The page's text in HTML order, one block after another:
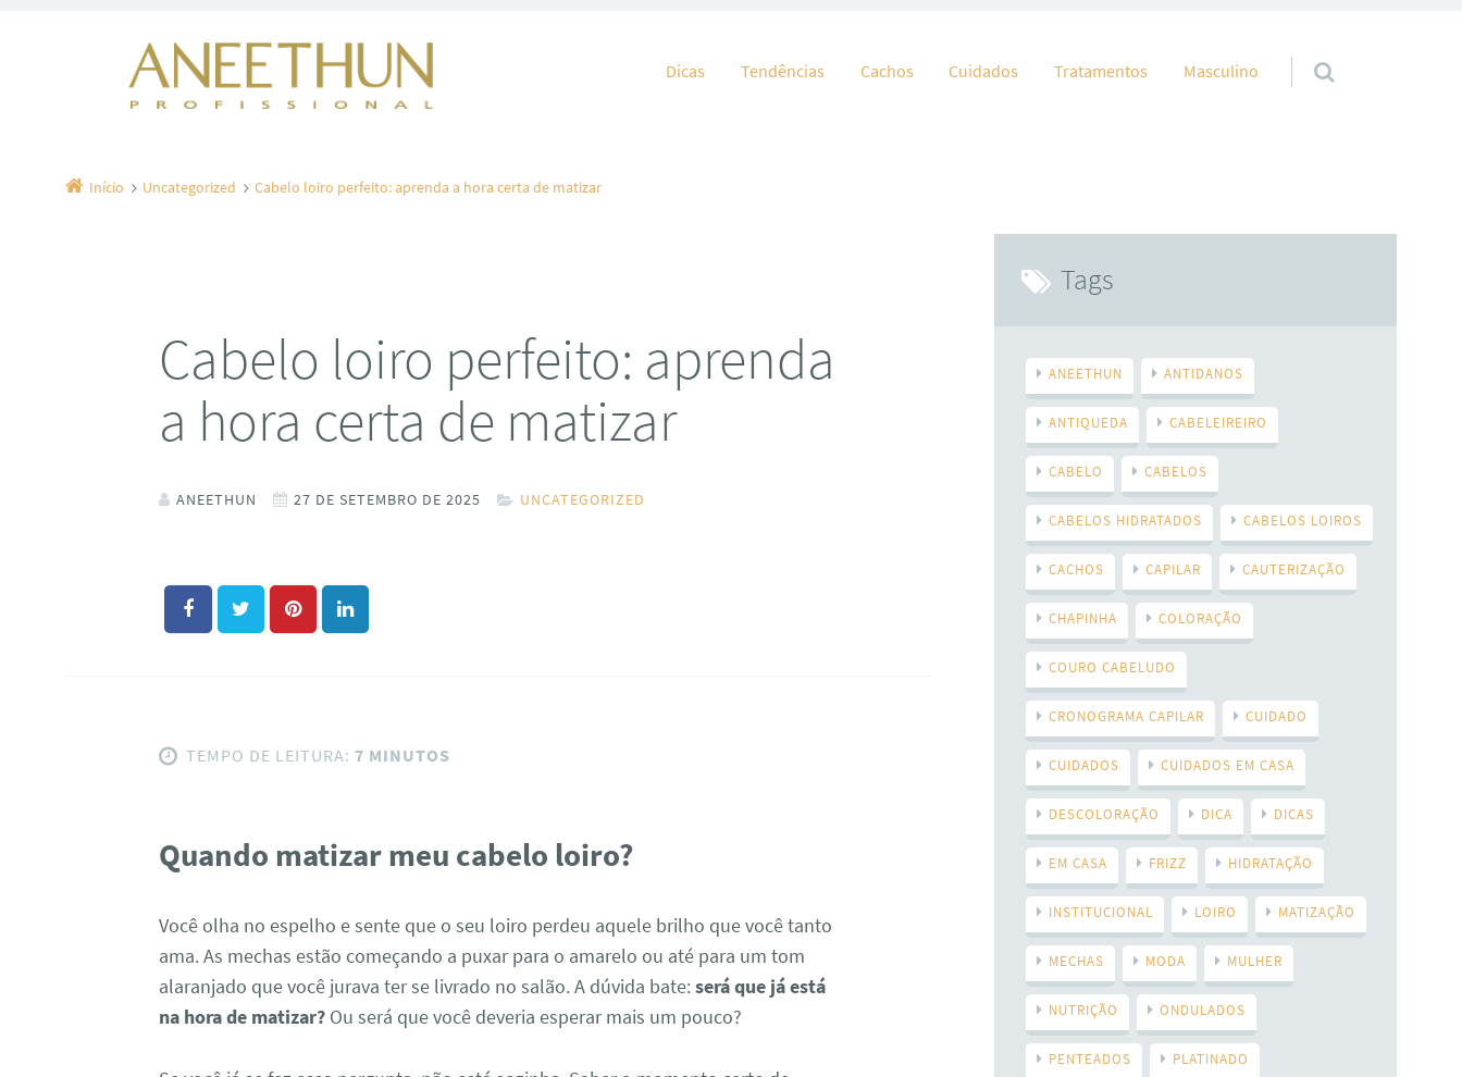
Pular para o conteúdo
Dicas Tendências Cachos Cuidados Tratamentos Masculino
Início Uncategorized Cabelo loiro perfeito: aprenda a hora certa de matizar
Cabelo loiro perfeito: aprenda
a hora certa de matizar
ANEETHUN 27 DE SETEMBRO DE 2025 UNCATEGORIZED
TEMPO DE LEITURA: 7 MINUTOS
Quando matizar meu cabelo loiro?
Você olha no espelho e sente que o seu loiro perdeu aquele brilho que você tanto
ama. As mechas estão começando a puxar para o amarelo ou até para um tom
alaranjado que você jurava ter se livrado no salão. A dúvida bate:será que já está
na hora de matizar? Ou será que você deveria esperar mais um pouco?
Tags
ANEETHUN ANTIDANOS
ANTIQUEDA CABELEIREIRO
CABELO CABELOS
CABELOS HIDRATADOS CABELOS LOIROS
CACHOS CAPILAR CAUTERIZAÇÃO
CHAPINHA COLORAÇÃO
COURO CABELUDO
CRONOGRAMA CAPILAR CUIDADO
CUIDADOS CUIDADOS EM CASA
DESCOLORAÇÃO DICA DICAS
EM CASA FRIZZ HIDRATAÇÃO
INSTITUCIONAL LOIRO MATIZAÇÃO
MECHAS MODA MULHER
NUTRIÇÃO ONDULADOS
PENTEADOS PLATINADO